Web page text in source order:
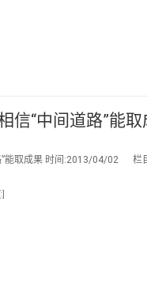
信“中间道路”能取
”能取成果 时间:2013/04/02